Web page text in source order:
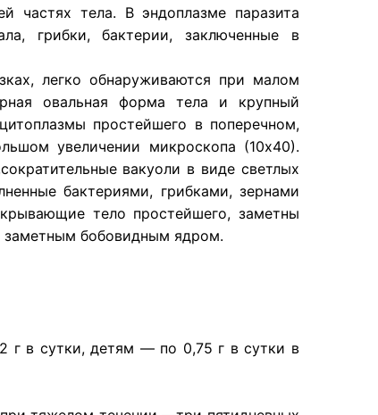
тела. В эндоплазме паразита
грибки, бактерии, заключенные в
легко обнаруживаются при малом
овальная форма тела и крупный
простейшего в поперечном,
увеличении микроскопа (10х40).
вакуоли в виде светлых
бактериями, грибками, зернами
тело простейшего, заметны
заметным бобовидным ядром.
г в сутки, детям — по 0,75 г в сутки в